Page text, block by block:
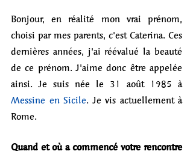
Bonjour, en réalité mon vrai prénom,
choisi par mes parents, c'est Caterina. Ces
dernières années, j'ai réévalué la beauté
de ce prénom. J'aime donc être appelée
ainsi. Je suis née le 31 août 1985 à
Messine en Sicile. Je vis actuellement à
Rome.
Quand et où a commencé votre rencontre